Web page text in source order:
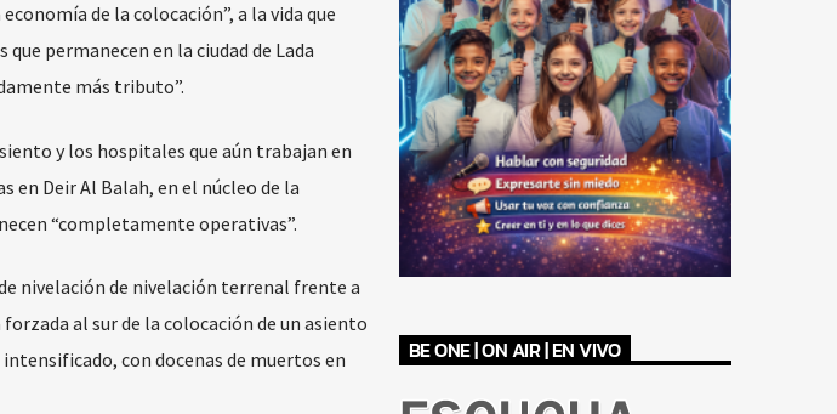
de la colocación”, a la vida que
permanecen en la ciudad de Lada
más tributo”.
y los hospitales que aún trabajan en
en Deir Al Balah, en el núcleo de la
“completamente operativas”.
nivelación de nivelación terrenal frente a
al sur de la colocación de un asiento
con docenas de muertos en
BE ONE | ON AIR | EN VIVO